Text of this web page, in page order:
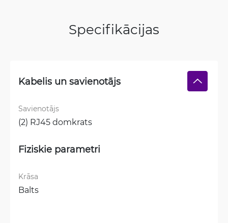
Specifikācijas
Kabelis un savienotājs
Savienotājs
(2) RJ45 domkrats
Fiziskie parametri
Krāsa
Balts